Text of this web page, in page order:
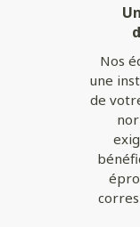
Nos
une
de